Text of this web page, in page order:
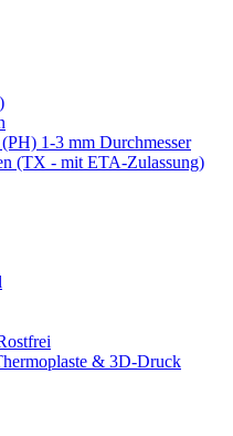
1-3 mm Durchmesser
(TX - mit ETA-Zulassung)
& 3D-Druck